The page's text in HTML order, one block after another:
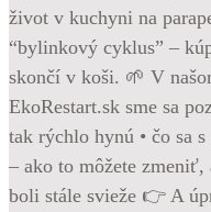
život v kuchyni na
“bylinkový cyklus” –
skončí v koši. 🌱 V
EkoRestart.sk sme sa
tak rýchlo hynú • čo sa
– ako to môžete
boli stále svieže 👉 A